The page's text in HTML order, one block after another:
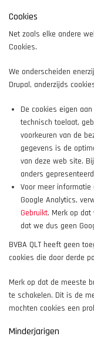
Cookies
Net zoals elke andere
Cookies.
We onderscheiden
Drupal, anderzijds
De cookies eigen
technisch toelaat,
voorkeuren van de
gegevens is de
van deze web site.
anders
Voor meer
Google Analytics,
Gebruikt. Merk op
dat we dus geen
BVBA QLT heeft geen
cookies die door derde
Merk op dat de meeste
te schakelen. Dit is de
mochten cookies een
Minderjarigen